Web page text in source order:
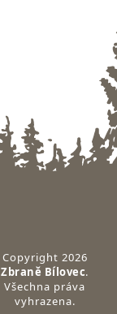
Copyright 2026
Zbraně Bílovec.
Všechna práva
vyhrazena.